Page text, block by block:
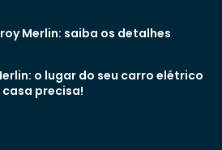
Merlin: saiba os detalhes
o lugar do seu carro elétrico
casa precisa!